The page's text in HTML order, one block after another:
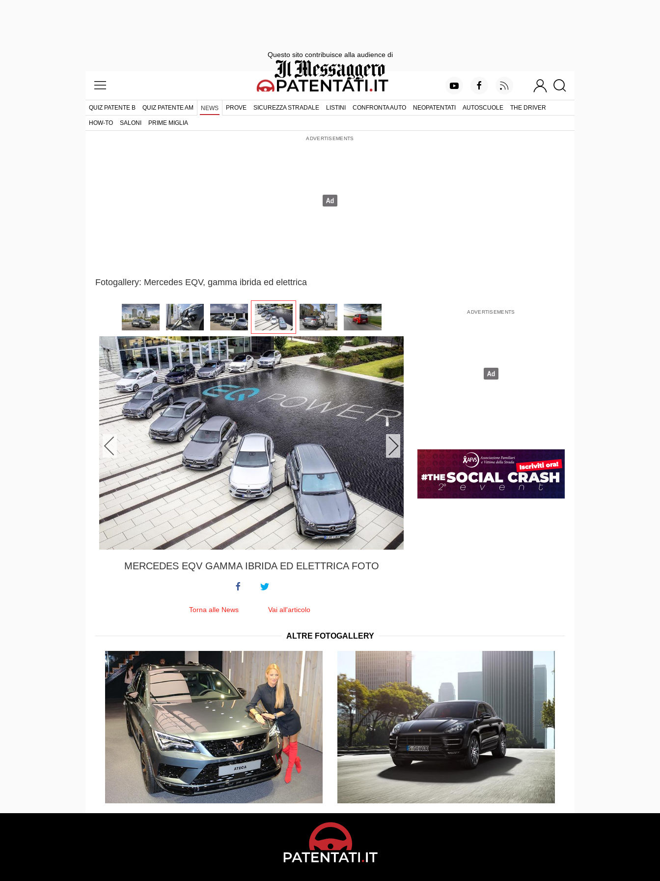
QUIZ PATENTE B QUIZ PATENTE AM NEWS PROVE SICUREZZA STRADALE LISTINI CONFRONTA AUTO NEOPATENTATI AUTOSCUOLE THE DRIVER
HOW-TO SALONI PRIME MIGLIA
Fotogallery: Mercedes EQV, gamma ibrida ed elettrica
MERCEDES EQV GAMMA IBRIDA ED ELETTRICA FOTO
Torna alle News Vai all'articolo
ALTRE FOTOGALLERY
Questo sito contribuisce alla audience di